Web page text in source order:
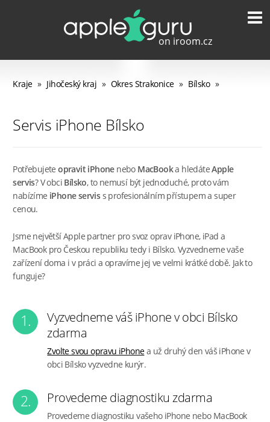
Kraje » Jihočeský kraj » Okres Strakonice » Bílsko »
Servis iPhone Bílsko
Potřebujeteopravit iPhonenebo MacBooka hledáteApple
servis? V obci Bílsko, to nemusí být jednoduché, proto vám
nabízíme iPhone serviss profesionálním přístupem a super
cenou.
Jsme největší Apple partner pro svoz oprav iPhone, iPad a
MacBook pro Českou republiku tedy i Bílsko. Vyzvedneme vaše
zařízení doma i v práci a opravíme jej ve velmi krátké době. Jak to
funguje?
1.
Vyzvedneme váš iPhone v obci Bílsko
zdarma
Zvolte svou opravu iPhonea už druhý den váš iPhone v
obci Bílsko vyzvedne kurýr.
2. Provedeme diagnostiku zdarma
Provedeme diagnostiku vašeho iPhone nebo MacBook